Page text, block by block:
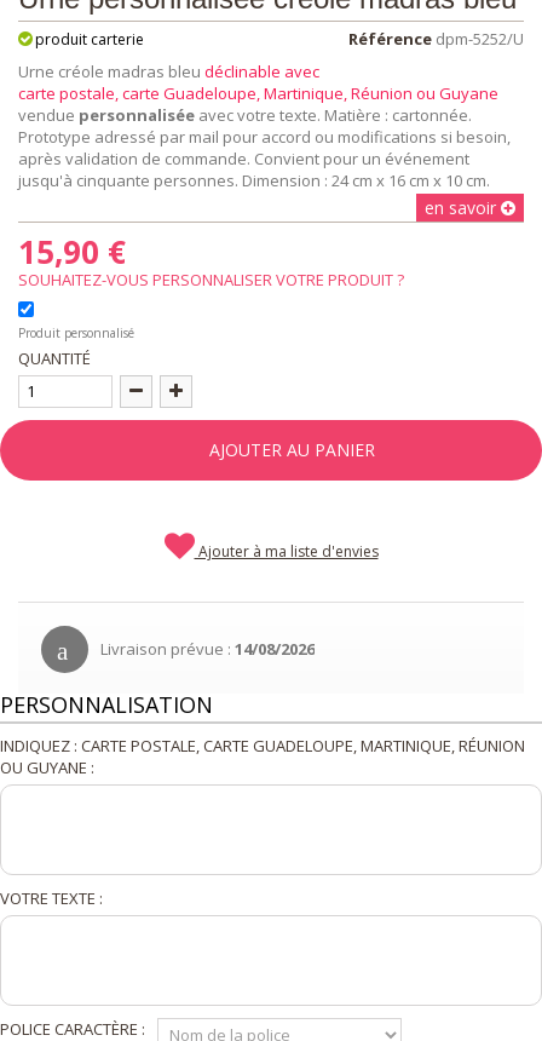
Référence dpm-5252/U
produit carterie
Urne créole madras bleu déclinable avec
carte postale, carte Guadeloupe, Martinique, Réunion ou Guyane
vendue personnalisée avec votre texte. Matière : cartonnée.
Prototype adressé par mail pour accord ou modifications si besoin,
après validation de commande. Convient pour un événement
jusqu'à cinquante personnes. Dimension : 24 cm x 16 cm x 10 cm.
en savoir
15,90 €
Produit personnalisé
QUANTITÉ
AJOUTER AU PANIER
Ajouter à ma liste d'envies
Livraison prévue : 14/08/2026
PERSONNALISATION
INDIQUEZ : CARTE POSTALE, CARTE GUADELOUPE, MARTINIQUE, RÉUNION
OU GUYANE :
VOTRE TEXTE :
POLICE CARACTÈRE :